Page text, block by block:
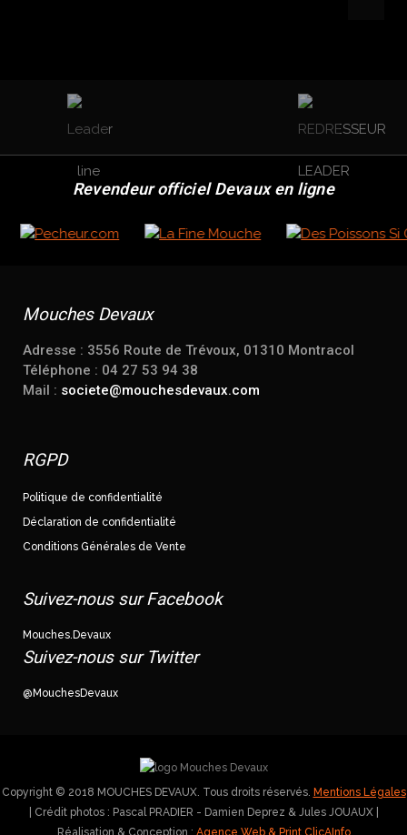
Revendeur officiel Devaux en ligne
Mouches Devaux
Adresse : 3556 Route de Trévoux, 01310 Montracol
Téléphone : 04 27 53 94 38
Mail : societe@mouchesdevaux.com
RGPD
Politique de confidentialité
Déclaration de confidentialité
Conditions Générales de Vente
Suivez-nous sur Facebook
Mouches.Devaux
Suivez-nous sur Twitter
@MouchesDevaux
Copyright © 2018 MOUCHES DEVAUX. Tous droits réservés. Mentions Légales
| Crédit photos : Pascal PRADIER - Damien Deprez & Jules JOUAUX |
Réalisation & Conception : Agence Web & Print ClicAInfo